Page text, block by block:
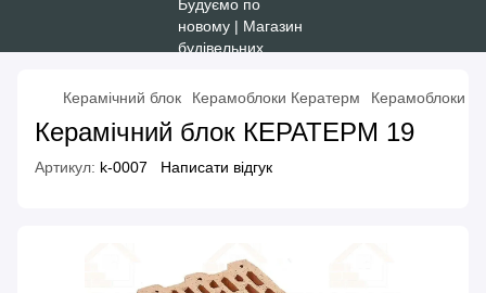
Керамічний блок Керамоблоки Кератерм Керамоблоки
Керамічний блок КЕРАТЕРМ 19
Артикул: k-0007 Написати відгук